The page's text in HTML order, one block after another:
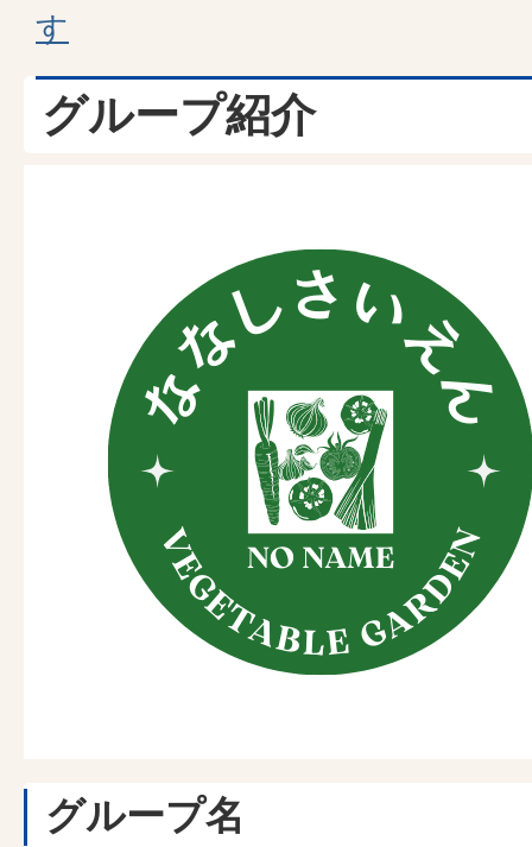
す
グループ紹介
グループ名